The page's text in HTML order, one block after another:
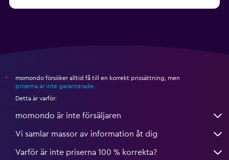
*
momondo försöker alltid få till en korrekt prissättning, men
priserna är inte garanterade
Detta är varför:
momondo är inte försäljaren
Vi samlar massor av information åt dig
Varför är inte priserna 100 % korrekta?